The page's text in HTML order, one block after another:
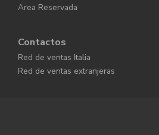
Area Reservada
Contactos
Red de ventas Italia
Red de ventas extranjeras